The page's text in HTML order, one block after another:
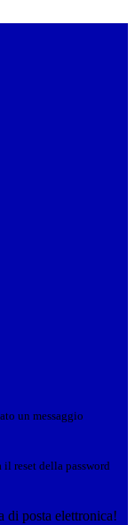
un messaggio
reset della password
di posta elettronica!